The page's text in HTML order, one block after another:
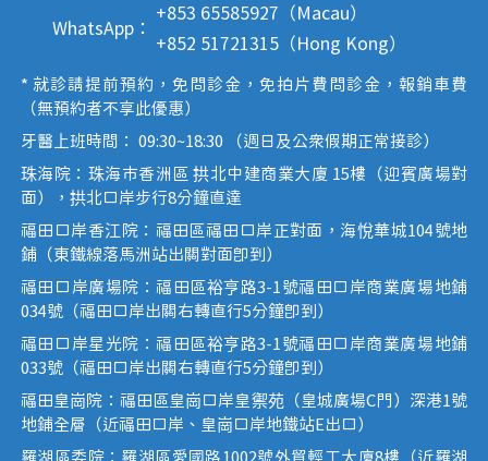
WhatsApp：
+853 65585927（Macau）
+852 51721315（Hong Kong）
* 就診請提前預約，免問診金，免拍片費問診金，報銷車費
（無預約者不享此優惠）
牙醫上班時間： 09:30~18:30 （週日及公眾假期正常接診）
珠海院：珠海市香洲區 拱北中建商業大廈 15樓（迎賓廣場對
面），拱北口岸步行8分鐘直達
福田口岸香江院：福田區福田口岸正對面，海悅華城104號地
鋪（東鐵線落馬洲站出關對面即到）
福田口岸廣場院：福田區裕亨路3-1號福田口岸商業廣場地鋪
034號（福田口岸出關右轉直行5分鐘即到）
福田口岸星光院：福田區裕亨路3-1號福田口岸商業廣場地鋪
033號（福田口岸出關右轉直行5分鐘即到）
福田皇崗院：福田區皇崗口岸皇禦苑（皇城廣場C門）深港1號
地鋪全層（近福田口岸、皇崗口岸地鐵站E出口）